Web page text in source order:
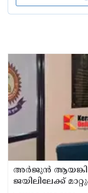
അര്‍ജുന്‍ ആയങ്കി
ജയിലിലേക്ക്